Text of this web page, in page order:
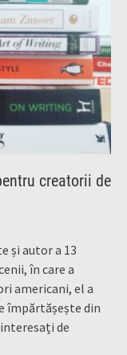
creatorii de
și autor a 13
în care a
americani, el a
împărtășește din
de